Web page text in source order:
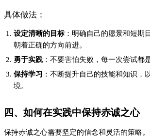
具体做法：
设定清晰的目标：明确自己的愿景和短期
朝着正确的方向前进。
勇于实践 ：不要害怕失败，每一次尝试都
保持学习 ：不断提升自己的技能和知识，
境。
四、如何在实践中保持赤诚之心
保持赤诚之心需要坚定的信念和灵活的策略